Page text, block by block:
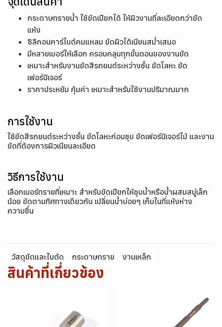
กระดาษทรายน้ำ ใช้ขัดเปียกได้ ให้ผิวงานที่ละเอียดกว่าขัด
แห้ง
ซิลิกอนคาร์ไบด์คมแหลม ขัดผิวได้เนียนสม่ำเสมอ
มีหลายเบอร์ให้เลือก ครอบคลุมทุกขั้นตอนของงานขัด
เหมาะสำหรับงานขัดสีรถยนต์ระหว่างชั้น ขัดโลหะ ขัด
เฟอร์นิเจอร์
ราคาประหยัม คุ้มค่า เหมาะสำหรับใช้งานปริมาณมาก
การใช้งาน
ใช้ขัดสีรถยนต์ระหว่างชั้น ขัดโลหะก่อนชุบ ขัดเฟอร์นิเจอร์ไม้ และงาน
ขัดที่ต้องการผิวเนียนละเอียด
วิธีการใช้งาน
เลือกเบอร์ทรายที่เหมาะ สำหรับขัดเปียกให้ชุบน้ำหรือน้ำผสมสบู่เล็ก
น้อย ขัดตามทิศทางเดียวกัน เปลี่ยนน้ำบ่อยๆ เก็บในที่แห้งห่าง
ความชื้น
วัสดุขัดและใบตัด กระดาษทราย งานเหล็ก
สินค้าที่เกี่ยวข้อง